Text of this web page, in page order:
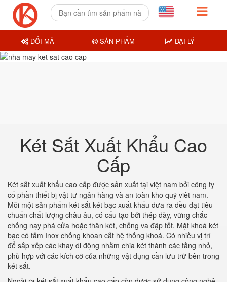
Két Sắt Xuất Khẩu Cao
Cấp
Két sắt xuất khẩu cao cấp được sản xuất tại việt nam bởi công ty
cổ phần thiết bị vật tư ngân hàng và an toàn kho quỹ viêt nam.
Mỗi một sản phẩm két sắt két bạc xuất khẩu đưa ra đều đạt tiêu
chuẩn chất lượng châu âu, có cấu tạo bởi thép dày, vững chắc
chống nạy phá cửa hoặc thân két, chống va đập tốt. Mặt khoá két
bạc có tấm Inox chống khoan cắt hệ thống khoá. Có nhiều vị trí
để sắp xếp các khay di động nhằm chia két thành các tầng nhỏ,
phù hợp với các kích cỡ của những vật dụng cần lưu trữ bên trong
két sắt.
ĐỔI MÃ SẢN PHẨM ĐẠI LÝ